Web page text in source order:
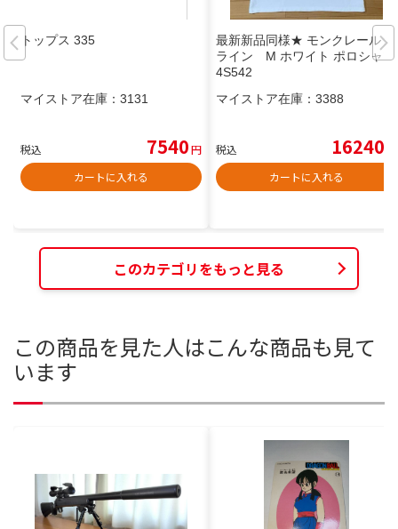
トップス 335
マイストア在庫： 3131
税込 7540円
カートに入れる
最新新品同様★ モンクレール 襟
ライン M ホワイト ポロシャツ
4S542
マイストア在庫： 3388
税込 16240
カートに入れる
このカテゴリをもっと見る
この商品を見た人はこんな商品も見て
います